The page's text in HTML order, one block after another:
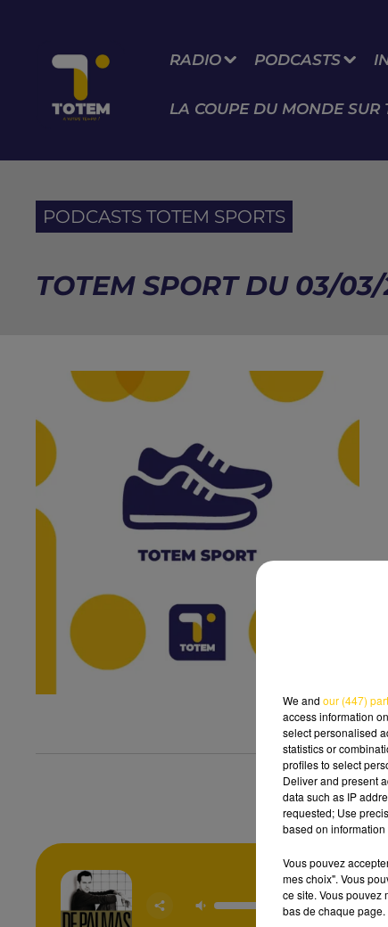
RADIO PODCASTS
LA COUPE DU MONDE SUR
PODCASTS TOTEM SPORTS
TOTEM SPORT DU 03/
Elle
We and our (447)
access information
select personalised
statistics or
profiles to select
Deliver and present
data such as IP
requested; Use
based on
Vous pouvez
mes choix". Vous
ce site. Vous pouvez
bas de chaque page.